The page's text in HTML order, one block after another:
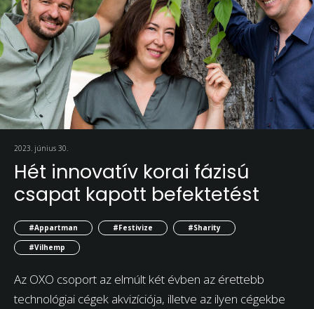
2023. június 30.
Hét innovatív korai fázisú
csapat kapott befektetést
#Appartman #Festivize
#Sharity
#Vilhemp
Az OXO csoport az elmúlt két évben az érettebb
technológiai cégek akvizíciója, illetve az ilyen cégekbe